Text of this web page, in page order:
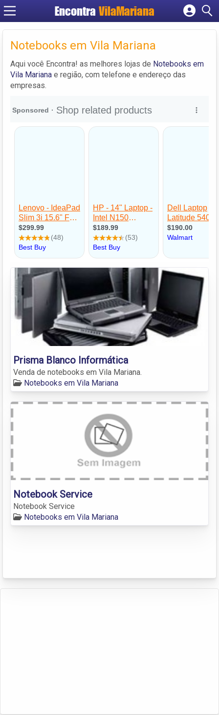
EncontraVilaMariana
Cadastrar empresa
Criar conta
Notebooks em Vila Mariana
Aqui você Encontra! as melhores lojas de Notebooks em
Vila Mariana e região, com telefone e endereço das
empresas.
Prisma Blanco Informática
Venda de notebooks em Vila Mariana.
Notebooks em Vila Mariana
Notebook Service
Notebook Service
Notebooks em Vila Mariana